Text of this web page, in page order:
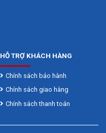
HỖ TRỢ KHÁCH HÀNG
Chính sách bảo hành
Chính sách giao hàng
Chính sách thanh toán